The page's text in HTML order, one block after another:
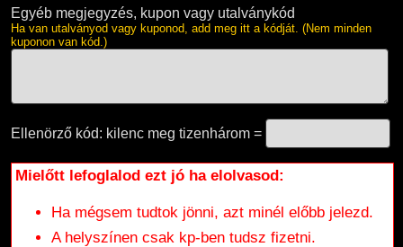
Egyéb megjegyzés, kupon vagy utalványkód
Ha van utalványod vagy kuponod, add meg itt a kódját. (Nem minden
kuponon van kód.)
Ellenörző kód: kilenc meg tizenhárom =
Mielőtt lefoglalod ezt jó ha elolvasod:
Ha mégsem tudtok jönni, azt minél előbb jelezd.
A helyszínen csak kp-ben tudsz fizetni.